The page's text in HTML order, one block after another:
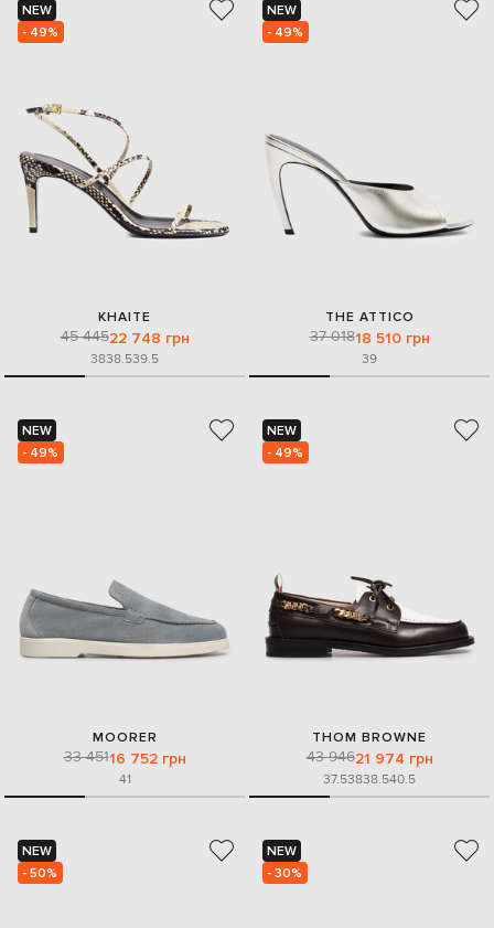
NEW
- 49%
KHAITE
45 44522 748 грн
3838.539.5
NEW
- 49%
THE ATTICO
37 01818 510 грн
39
NEW
- 49%
MOORER
33 45116 752 грн
41
NEW
- 49%
THOM BROWNE
43 94621 974 грн
37.53838.540.5
NEW
- 50%
NEW
- 30%